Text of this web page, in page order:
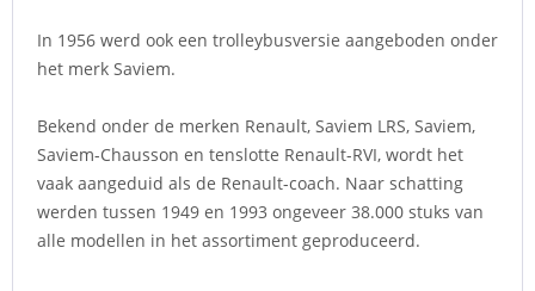
In 1956 werd ook een trolleybusversie aangeboden onder
het merk Saviem.
Bekend onder de merken Renault, Saviem LRS, Saviem,
Saviem-Chausson en tenslotte Renault-RVI, wordt het
vaak aangeduid als de Renault-coach. Naar schatting
werden tussen 1949 en 1993 ongeveer 38.000 stuks van
alle modellen in het assortiment geproduceerd.